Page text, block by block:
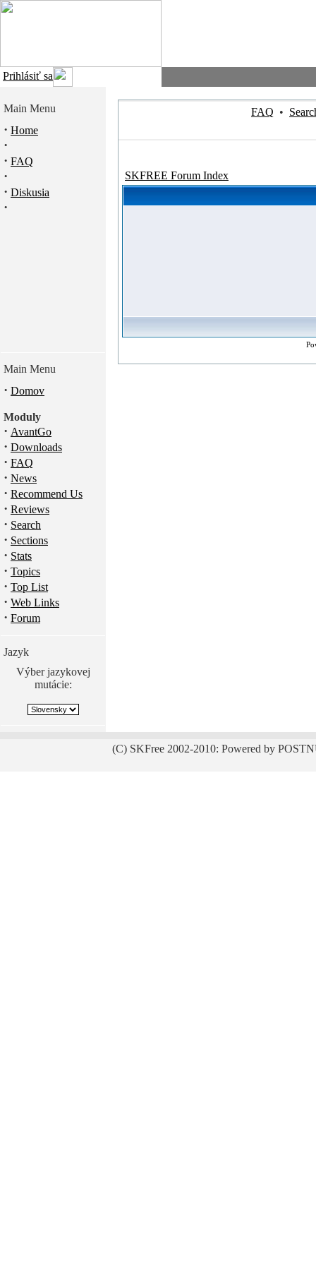
Prihlásiť sa
Main Menu
· Home
·
· FAQ
·
· Diskusia
·
Main Menu
· Domov
Moduly
· AvantGo
· Downloads
· FAQ
· News
· Recommend Us
· Reviews
· Search
· Sections
· Stats
· Topics
· Top List
· Web Links
· Forum
Jazyk
Výber jazykovej
mutácie:
FAQ •
SKFREE Forum Index
(C) SKFree 2002-2010: Powered by